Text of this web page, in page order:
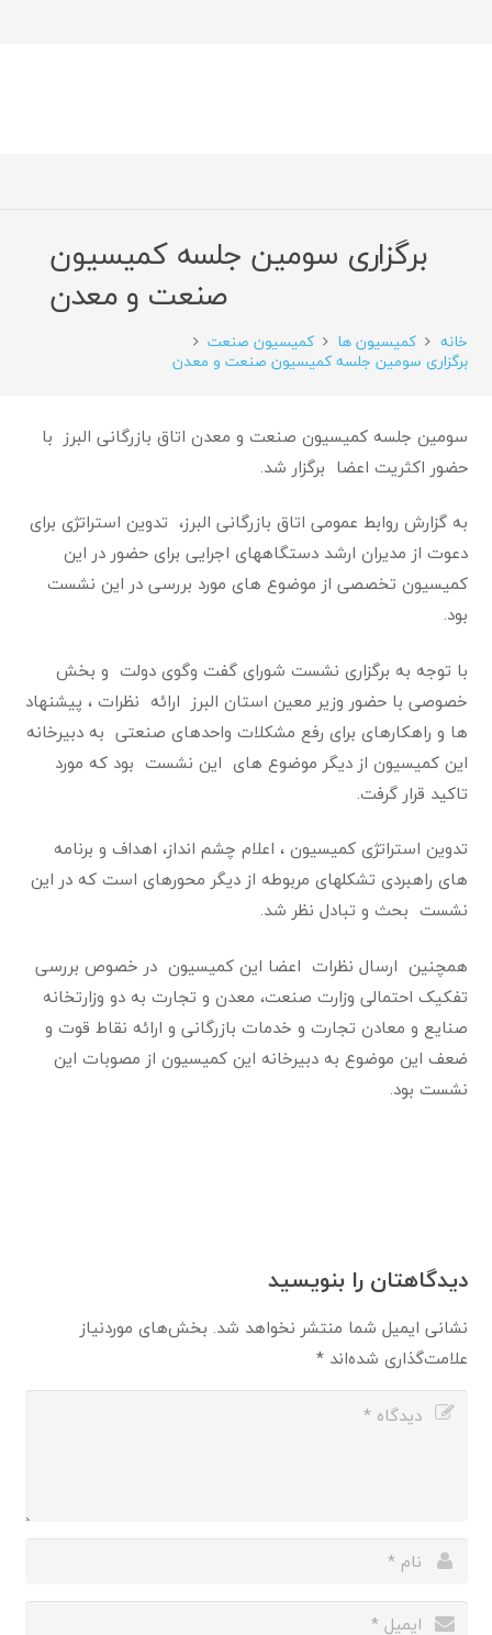
برگزاری سومین جلسه کمیسیون
صنعت و معدن
خانه کمیسیون ها کمیسیون صنعت
برگزاری سومین جلسه کمیسیون صنعت و معدن
سومین جلسه کمیسیون صنعت و معدن اتاق بازرگانی البرز با
حضور اکثریت اعضا برگزار شد.
به گزارش روابط عمومی اتاق بازرگانی البرز، تدوین استراتژی برای
دعوت از مدیران ارشد دستگاههای اجرایی برای حضور در این
کمیسیون تخصصی از موضوع های مورد بررسی در این نشست
بود.
با توجه به برگزاری نشست شورای گفت وگوی دولت و بخش
خصوصی با حضور وزیر معین استان البرز ارائه نظرات ، پیشنهاد
ها و راهکارهای برای رفع مشکلات واحدهای صنعتی به دبیرخانه
این کمیسیون از دیگر موضوع های این نشست بود که مورد
تاکید قرار گرفت.
تدوین استراتژی کمیسیون ، اعلام چشم انداز، اهداف و برنامه
های راهبردی تشکلهای مربوطه از دیگر محورهای است که در این
نشست بحث و تبادل نظر شد.
همچنین ارسال نظرات اعضا این کمیسیون در خصوص بررسی
تفکیک احتمالی وزارت صنعت، معدن و تجارت به دو وزارتخانه
صنایع و معادن تجارت و خدمات بازرگانی و ارائه نقاط قوت و
ضعف این موضوع به دبیرخانه این کمیسیون از مصوبات این
نشست بود.
دیدگاهتان را بنویسید
نشانی ایمیل شما منتشر نخواهد شد. بخش‌های موردنیاز
علامت‌گذاری شده‌اند*